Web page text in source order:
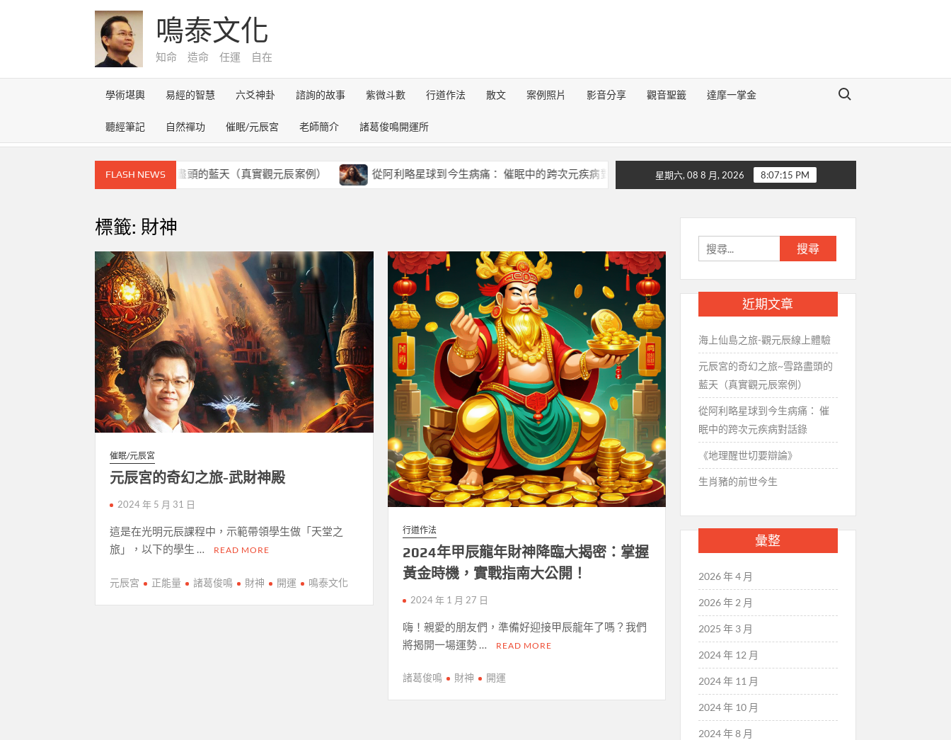
鳴泰文化
知命 造命 任運 自在
學術堪輿 易經的智慧 六爻神卦 諮詢的故事 紫微斗數 行道作法 散文 案例照片 影音分享 觀音聖籤 達摩一掌金
聽經筆記 自然禪功 催眠/元辰宮 老師簡介 諸葛俊鳴開運所
Search for:
FLASH NEWS
元辰宮的奇幻之旅~雪路盡頭的藍天（真實觀元辰案例） 從阿利略星球到今生病痛： 催眠中的跨次元疾病對話錄 《地理醒世切要辯論》 生肖豬的前世今生
星期六, 08 8 月, 2026 8:07:16 PM
標籤: 財神
催眠/元辰宮
元辰宮的奇幻之旅-武財神殿
2024 年 5 月 31 日
這是在光明元辰課程中，示範帶領學生做「天堂之
旅」，以下的學生 …
READ MORE
元辰宮 正能量 諸葛俊鳴 財神 開運 鳴泰文化
行道作法
2024年甲辰龍年財神降臨大揭密：掌握
黃金時機，實戰指南大公開！
2024 年 1 月 27 日
嗨！親愛的朋友們，準備好迎接甲辰龍年了嗎？我們
將揭開一場運勢 …
READ MORE
諸葛俊鳴 財神 開運
尋
關
鍵
字:
近期文章
海上仙島之旅-觀元辰線上體驗
元辰宮的奇幻之旅~雪路盡頭的
藍天（真實觀元辰案例）
從阿利略星球到今生病痛： 催
眠中的跨次元疾病對話錄
《地理醒世切要辯論》
生肖豬的前世今生
彙整
2026 年 4 月
2026 年 2 月
2025 年 3 月
2024 年 12 月
2024 年 11 月
2024 年 10 月
2024 年 8 月